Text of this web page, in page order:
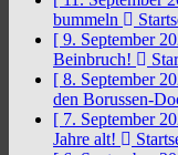
bummeln
[ 9. September
Beinbruch!
[ 8. September
den Borussen-
[ 7. September
Jahre alt!